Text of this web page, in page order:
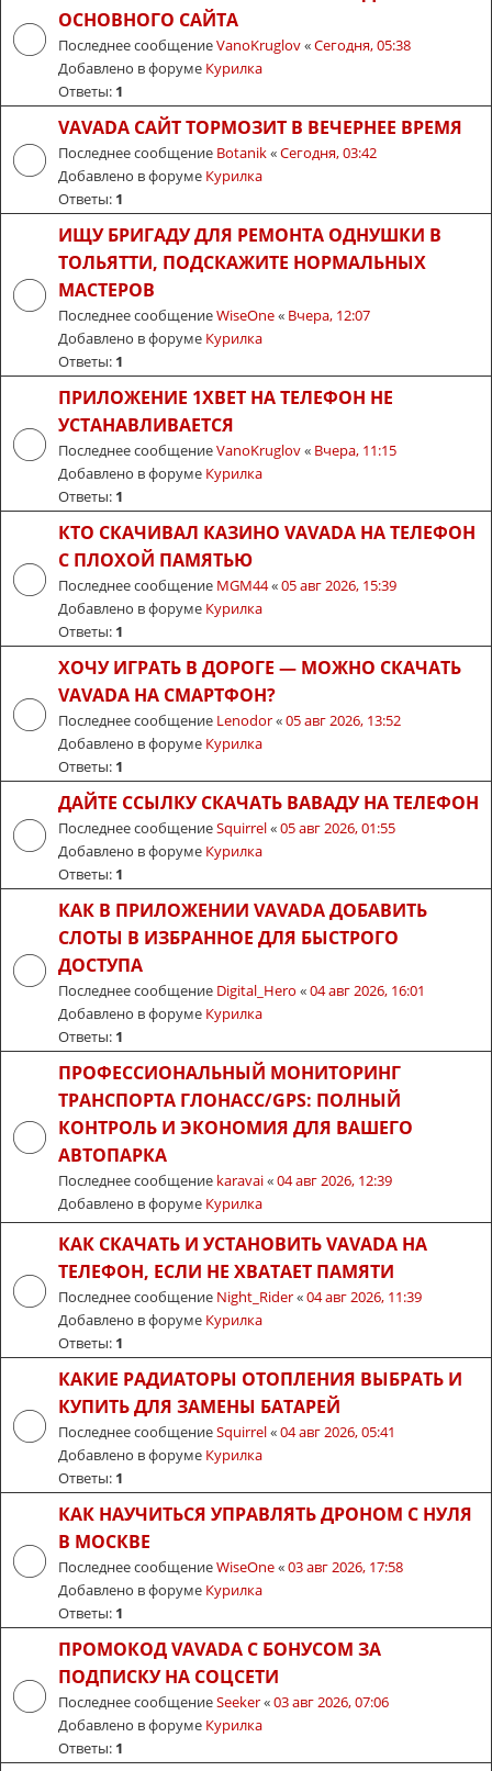
ОСНОВНОГО САЙТА
Последнее сообщениеVanoKruglov«Сегодня, 05:38
Добавлено в форуме Курилка
Ответы: 1
VAVADA САЙТ ТОРМОЗИТ В ВЕЧЕРНЕЕ ВРЕМЯ
Последнее сообщение Botanik«Сегодня, 03:42
Добавлено в форуме Курилка
Ответы: 1
ИЩУ БРИГАДУ ДЛЯ РЕМОНТА ОДНУШКИ В
ТОЛЬЯТТИ, ПОДСКАЖИТЕ НОРМАЛЬНЫХ
МАСТЕРОВ
Последнее сообщениеWiseOne« Вчера, 12:07
Добавлено в форуме Курилка
Ответы: 1
ПРИЛОЖЕНИЕ 1XBET НА ТЕЛЕФОН НЕ
УСТАНАВЛИВАЕТСЯ
Последнее сообщениеVanoKruglov« Вчера, 11:15
Добавлено в форуме Курилка
Ответы: 1
КТО СКАЧИВАЛ КАЗИНО VAVADA НА ТЕЛЕФОН
С ПЛОХОЙ ПАМЯТЬЮ
Последнее сообщение MGM44«05 авг 2026, 15:39
Добавлено в форуме Курилка
Ответы: 1
ХОЧУ ИГРАТЬ В ДОРОГЕ — МОЖНО СКАЧАТЬ
VAVADA НА СМАРТФОН?
Последнее сообщение Lenodor«05 авг 2026, 13:52
Добавлено в форуме Курилка
Ответы: 1
ДАЙТЕ ССЫЛКУ СКАЧАТЬ ВАВАДУ НА ТЕЛЕФОН
Последнее сообщениеSquirrel«05 авг 2026, 01:55
Добавлено в форуме Курилка
Ответы: 1
КАК В ПРИЛОЖЕНИИ VAVADA ДОБАВИТЬ
СЛОТЫ В ИЗБРАННОЕ ДЛЯ БЫСТРОГО
ДОСТУПА
Последнее сообщение Digital_Hero «04 авг 2026, 16:01
Добавлено в форуме Курилка
Ответы: 1
ПРОФЕССИОНАЛЬНЫЙ МОНИТОРИНГ
ТРАНСПОРТА ГЛОНАСС/GPS: ПОЛНЫЙ
КОНТРОЛЬ И ЭКОНОМИЯ ДЛЯ ВАШЕГО
АВТОПАРКА
Последнее сообщение karavai«04 авг 2026, 12:39
Добавлено в форуме Курилка
КАК СКАЧАТЬ И УСТАНОВИТЬ VAVADA НА
ТЕЛЕФОН, ЕСЛИ НЕ ХВАТАЕТ ПАМЯТИ
Последнее сообщение Night_Rider«04 авг 2026, 11:39
Добавлено в форуме Курилка
Ответы: 1
КАКИЕ РАДИАТОРЫ ОТОПЛЕНИЯ ВЫБРАТЬ И
КУПИТЬ ДЛЯ ЗАМЕНЫ БАТАРЕЙ
Последнее сообщениеSquirrel«04 авг 2026, 05:41
Добавлено в форуме Курилка
Ответы: 1
КАК НАУЧИТЬСЯ УПРАВЛЯТЬ ДРОНОМ С НУЛЯ
В МОСКВЕ
Последнее сообщениеWiseOne«03 авг 2026, 17:58
Добавлено в форуме Курилка
Ответы: 1
ПРОМОКОД VAVADA С БОНУСОМ ЗА
ПОДПИСКУ НА СОЦСЕТИ
Последнее сообщениеSeeker«03 авг 2026, 07:06
Добавлено в форуме Курилка
Ответы: 1